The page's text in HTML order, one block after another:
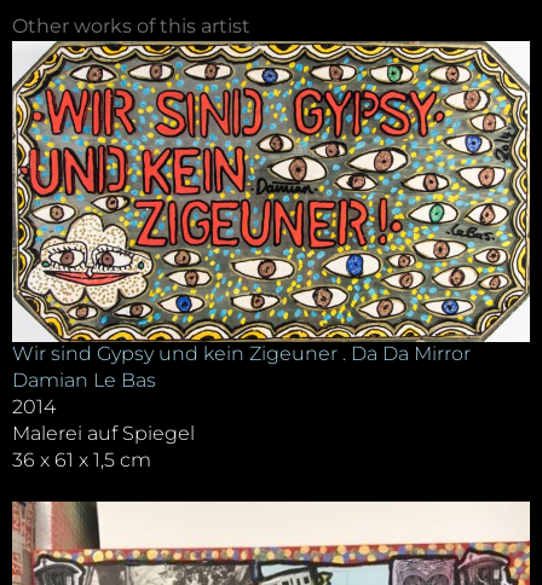
Other works of this artist
Wir sind Gypsy und kein Zigeuner . Da Da Mirror
Damian Le Bas
2014
Malerei auf Spiegel
36 x 61 x 1,5 cm